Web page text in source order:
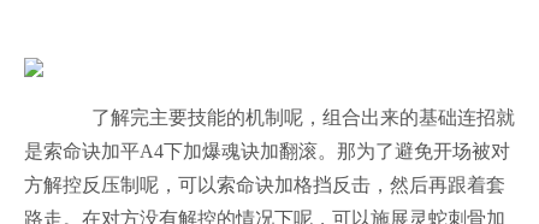
了解完主要技能的机制呢，组合出来的基础连招就
是索命诀加平A4下加爆魂诀加翻滚。那为了避免开场被对
方解控反压制呢，可以索命诀加格挡反击，然后再跟着套
路走。在对方没有解控的情况下呢，可以施展灵蛇刺骨加